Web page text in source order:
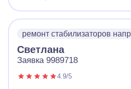
ремонт стабилизаторов
Светлана
Заявка 9989718
4.9/5